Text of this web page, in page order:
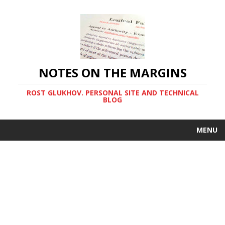
NOTES ON THE MARGINS
ROST GLUKHOV. PERSONAL SITE AND TECHNICAL
BLOG
MENU